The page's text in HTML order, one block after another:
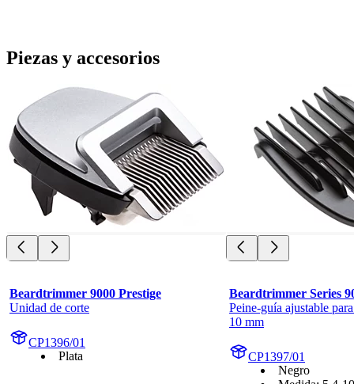
Piezas y accesorios
Beardtrimmer 9000 Prestige
Unidad de corte
CP1396/01
Plata
Beardtrimmer Series
Peine-guía ajustable
10 mm
CP1397/01
Negro